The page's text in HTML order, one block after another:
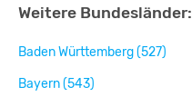
Weitere Bundesländer:
Baden Württemberg (527)
Bayern (543)